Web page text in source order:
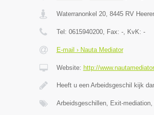
Waterranonkel 20, 8445 RV
Tel: 0615940200, Fax: -, KvK: -
E-mail › Nauta Mediator
Website: http://
Heeft u een Arbeidsgeschil kijk
Arbeidsgeschillen, Exit-